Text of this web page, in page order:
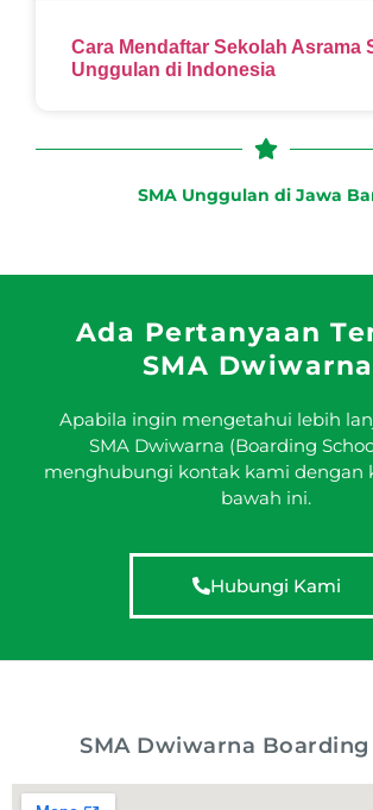
Cara Mendaftar Sekolah Asrama
Unggulan di Indonesia
SMA Unggulan di Jawa
Ada Pertanyaan
SMA
Apabila ingin mengetahui lebih
SMA Dwiwarna (Boarding
menghubungi kontak kami dengan
bawah ini.
Hubungi Kami
SMA Dwiwarna Boarding